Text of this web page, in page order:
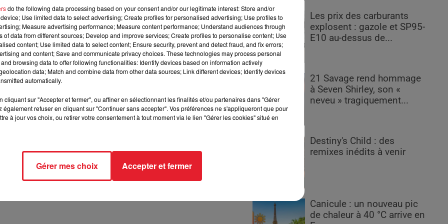
de lutter contre les pédophiles, est à l'étude.
ans et demi, la Turquie est sous le choc. D'ailleurs, il semblerait
turc de la Justice,Abdülhamit Gül, semble vouloir imposer
sur mineurs. L'idée étant ainsi de leur ôter tout désir sexuel.
de la castration chimique pour supprimer ou réduire le désir
jours." a ainsi déclaréAbdülhamit Gül alors que la justice vient
de 20 ayant agressé un jeune garçon à l'occasion d'un mariage
est passé de 3.778 en 2006 à 21.189 en 2016, selon des
de défense des droits de l'Homme.
Les prix des carburants
explosent : gazole et SP95-
E10 au-dessus de...
21 Savage rend hommage
à Seven Shirley, son «
neveu » tragiquement...
Destiny's Child : des
remixes inédits à venir
Canicule : un nouveau pic
de chaleur à 40 °C arrive en
do the following data processing based on your consent and/or our legitimate interest: Store and/or
Use limited data to select advertising; Create profiles for personalised advertising; Use profiles to
Measure advertising performance; Measure content performance; Understand audiences through
of data from different sources; Develop and improve services; Create profiles to personalise content; Use
content; Use limited data to select content; Ensure security, prevent and detect fraud, and fix errors;
and content; Save and communicate privacy choices. These technologies may process personal
browsing data to offer following functionalities: Identify devices based on information actively
data; Match and combine data from other data sources; Link different devices; Identify devices
automatically.
cliquant sur "Accepter et fermer", ou affiner en sélectionnant les finalités et/ou partenaires dans "Gérer
également refuser en cliquant sur "Continuer sans accepter". Vos préférences ne s'appliqueront que pour
à jour vos choix, ou retirer votre consentement à tout moment via le lien "Gérer les cookies" situé en
Gérer mes choix Accepter et fermer